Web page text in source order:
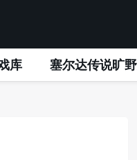
库 塞尔达传说旷